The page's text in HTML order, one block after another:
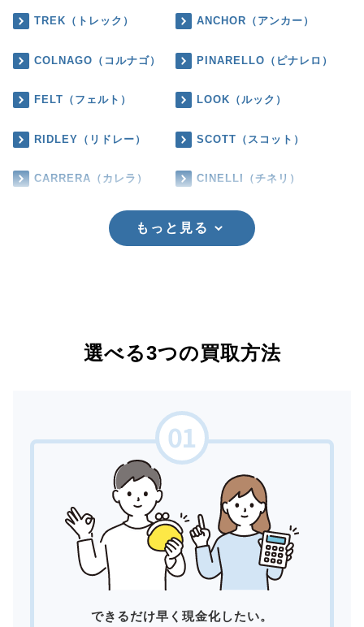
TREK（トレック） ANCHOR（アンカー）
COLNAGO（コルナゴ） PINARELLO（ピナレロ）
FELT（フェルト） LOOK（ルック）
RIDLEY（リドレー） SCOTT（スコット）
CARRERA（カレラ） CINELLI（チネリ）
もっと見る
選べる3つの買取方法
できるだけ早く現金化したい。